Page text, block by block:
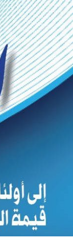
Skip
to
content